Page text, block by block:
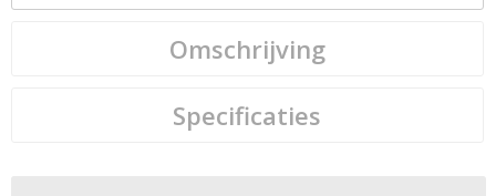
Omschrijving
Specificaties